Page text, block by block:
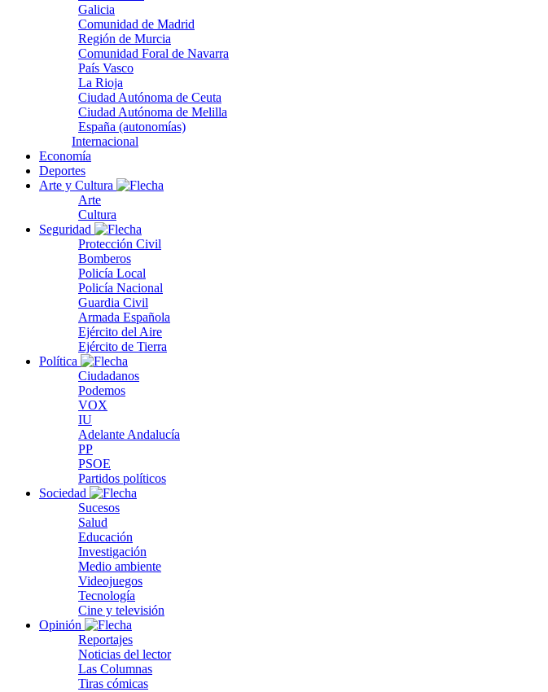
Galicia
Comunidad de Madrid
Región de Murcia
Comunidad Foral de Navarra
País Vasco
La Rioja
Ciudad Autónoma de Ceuta
Ciudad Autónoma de Melilla
España (autonomías)
Internacional
Economía
Deportes
Arte y Cultura
Arte
Cultura
Seguridad
Protección Civil
Bomberos
Policía Local
Policía Nacional
Guardia Civil
Armada Española
Ejército del Aire
Ejército de Tierra
Política
Ciudadanos
Podemos
VOX
IU
Adelante Andalucía
PP
PSOE
Partidos políticos
Sociedad
Sucesos
Salud
Educación
Investigación
Medio ambiente
Videojuegos
Tecnología
Cine y televisión
Opinión
Reportajes
Noticias del lector
Las Columnas
Tiras cómicas